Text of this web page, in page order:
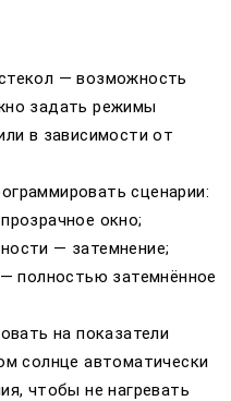
— возможность
задать режимы
в зависимости от
сценарии:
окно;
— затемнение;
полностью затемнённое
на показатели
солнце автоматически
чтобы не нагревать